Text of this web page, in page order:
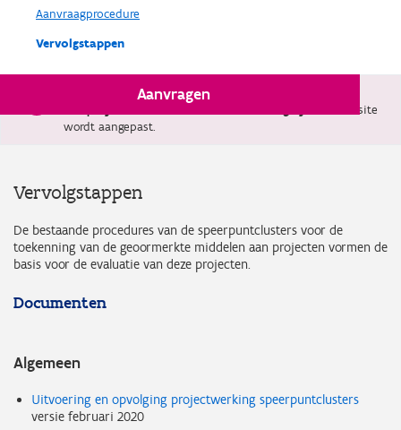
Aanvraagprocedure
Vervolgstappen
Aanvragen
Sinds 4 april is volgens het Vlaams defensieplan
De website
wordt aangepast.
Vervolgstappen
De bestaande procedures van de speerpuntclusters voor de
toekenning van de geoormerkte middelen aan projecten vormen de
basis voor de evaluatie van deze projecten.
Documenten
Algemeen
Uitvoering en opvolging projectwerking speerpuntclusters
versie februari 2020